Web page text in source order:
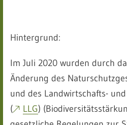
Hintergrund:
Im Juli 2020 wurden durch
Änderung des
und des Landwirtschafts-
(
LLG)